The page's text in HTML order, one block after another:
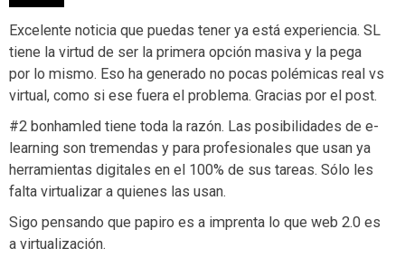
Excelente noticia que puedas tener ya está experiencia. SL
tiene la virtud de ser la primera opción masiva y la pega
por lo mismo. Eso ha generado no pocas polémicas real vs
virtual, como si ese fuera el problema. Gracias por el post.
#2 bonhamled tiene toda la razón. Las posibilidades de e-
learning son tremendas y para profesionales que usan ya
herramientas digitales en el 100% de sus tareas. Sólo les
falta virtualizar a quienes las usan.
Sigo pensando que papiro es a imprenta lo que web 2.0 es
a virtualización.